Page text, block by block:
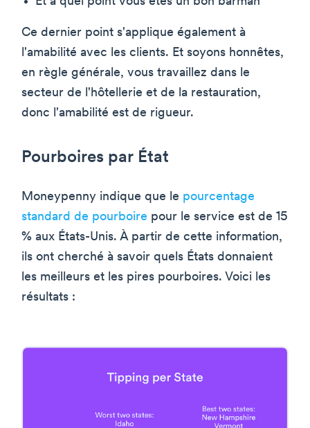
Ce dernier point s'applique également à
l'amabilité avec les clients. Et soyons honnêtes,
en règle générale, vous travaillez dans le
secteur de l'hôtellerie et de la restauration,
donc l'amabilité est de rigueur.
Pourboires par État
Moneypenny indique que le pourcentage
standard de pourboire pour le service est de 15
% aux États-Unis. À partir de cette information,
ils ont cherché à savoir quels États donnaient
les meilleurs et les pires pourboires. Voici les
résultats :